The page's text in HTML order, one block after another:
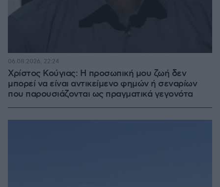
Χρίστος Κούγιας: Η προσωπική μου ζωή δεν
μπορεί να είναι αντικείμενο φημών ή σεναρίων
που παρουσιάζονται ως πραγματικά γεγονότα
06.08.2026, 22:24